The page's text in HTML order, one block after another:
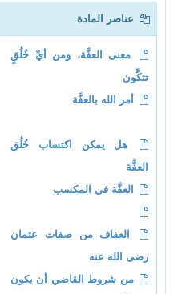
عناصر المادة
معنى العفَّة، ومن أيِّ خُلُقٍ
تتكَّون
أمر الله بالعفَّة
هل يمكن اكتساب خُلُق
العفَّة
العفَّة في المكسب
العفاف من صفات عثمان
رضى الله عنه
من شروط القاضي أن يكون